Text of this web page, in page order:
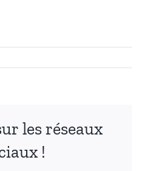
les réseaux
!